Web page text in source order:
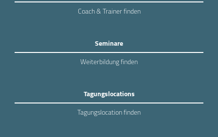
Coach & Trainer finden
Seminare
Weiterbildung finden
Tagungslocations
Tagungslocation finden